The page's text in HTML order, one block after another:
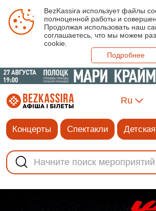
BezKassira использует файлы
полноценной работы и
Продолжая использовать наш
соглашаетесь, что мы можем
cookie.
Подробнее
Ru
Концерты Спектакли